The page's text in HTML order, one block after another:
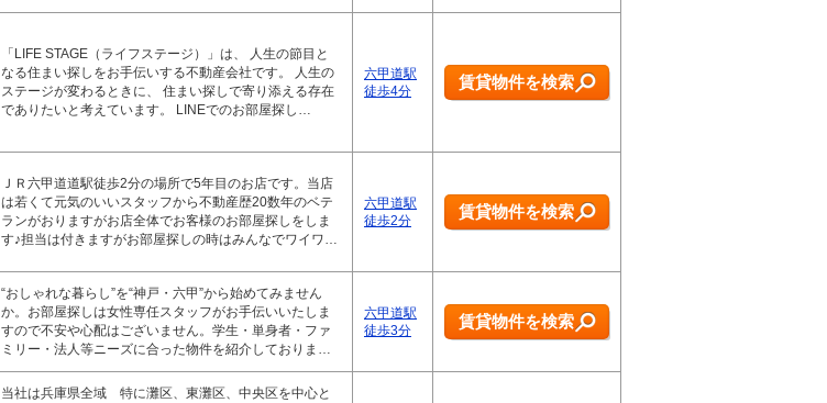
「LIFE STAGE（ライフステージ）」は、 人生の節目と
なる住まい探しをお手伝いする不動産会社です。 人生の
ステージが変わるときに、 住まい探しで寄り添える存在
でありたいと考えています。 LINEでのお部屋探し…
六甲道駅
徒歩4分
賃貸物件を検索
ＪＲ六甲道道駅徒歩2分の場所で5年目のお店です。当店
は若くて元気のいいスタッフから不動産歴20数年のベテ
ランがおりますがお店全体でお客様のお部屋探しをしま
す♪担当は付きますがお部屋探しの時はみんなでワイワ…
六甲道駅
徒歩2分
賃貸物件を検索
“おしゃれな暮らし”を“神戸・六甲”から始めてみません
か。お部屋探しは女性専任スタッフがお手伝いいたしま
すので不安や心配はございません。学生・単身者・ファ
ミリー・法人等ニーズに合った物件を紹介しておりま…
六甲道駅
徒歩3分
賃貸物件を検索
当社は兵庫県全域 特に灘区、東灘区、中央区を中心と